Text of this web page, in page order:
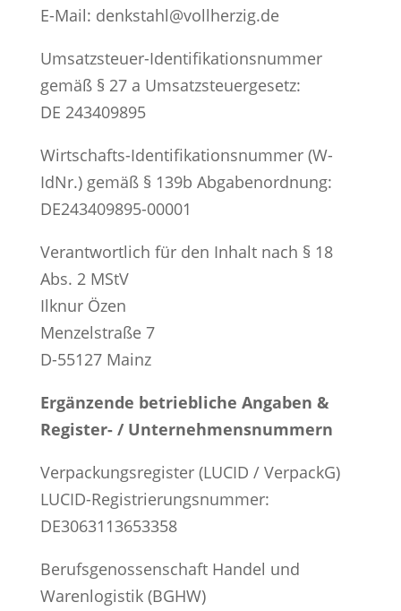
E-Mail: denkstahl@vollherzig.de
Umsatzsteuer-Identifikationsnummer
gemäß § 27 a Umsatzsteuergesetz:
DE 243409895
Wirtschafts-Identifikationsnummer (W-
IdNr.) gemäß § 139b Abgabenordnung:
DE243409895-00001
Verantwortlich für den Inhalt nach § 18
Abs. 2 MStV
Ilknur Özen
Menzelstraße 7
D-55127 Mainz
Ergänzende betriebliche Angaben &
Register- / Unternehmensnummern
Verpackungsregister (LUCID / VerpackG)
LUCID-Registrierungsnummer:
DE3063113653358
Berufsgenossenschaft Handel und
Warenlogistik (BGHW)